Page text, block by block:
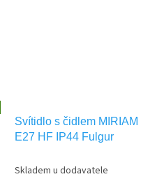
Svítidlo s čidlem MIRIAM
E27 HF IP44 Fulgur
Skladem u dodavatele